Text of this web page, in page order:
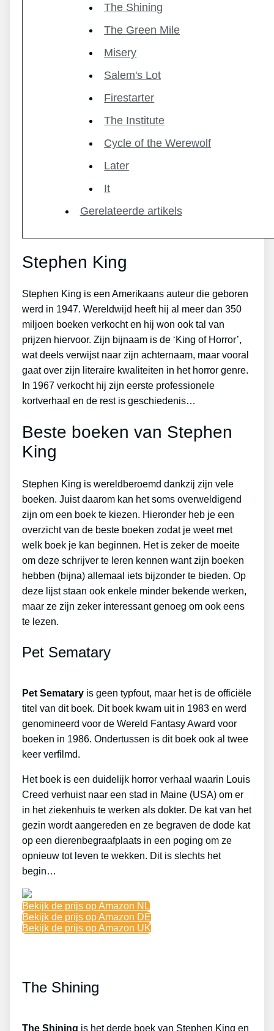
The Shining
The Green Mile
Misery
Salem's Lot
Firestarter
The Institute
Cycle of the Werewolf
Later
It
Gerelateerde artikels
Stephen King
Stephen King is een Amerikaans auteur die geboren
werd in 1947. Wereldwijd heeft hij al meer dan 350
miljoen boeken verkocht en hij won ook tal van
prijzen hiervoor. Zijn bijnaam is de ‘King of Horror’,
wat deels verwijst naar zijn achternaam, maar vooral
gaat over zijn literaire kwaliteiten in het horror genre.
In 1967 verkocht hij zijn eerste professionele
kortverhaal en de rest is geschiedenis…
Beste boeken van Stephen
King
Stephen King is wereldberoemd dankzij zijn vele
boeken. Juist daarom kan het soms overweldigend
zijn om een boek te kiezen. Hieronder heb je een
overzicht van de beste boeken zodat je weet met
welk boek je kan beginnen. Het is zeker de moeite
om deze schrijver te leren kennen want zijn boeken
hebben (bijna) allemaal iets bijzonder te bieden. Op
deze lijst staan ook enkele minder bekende werken,
maar ze zijn zeker interessant genoeg om ook eens
te lezen.
Pet Sematary
Pet Sematary is geen typfout, maar het is de officiële
titel van dit boek. Dit boek kwam uit in 1983 en werd
genomineerd voor de Wereld Fantasy Award voor
boeken in 1986. Ondertussen is dit boek ook al twee
keer verfilmd.
Het boek is een duidelijk horror verhaal waarin Louis
Creed verhuist naar een stad in Maine (USA) om er
in het ziekenhuis te werken als dokter. De kat van het
gezin wordt aangereden en ze begraven de dode kat
op een dierenbegraafplaats in een poging om ze
opnieuw tot leven te wekken. Dit is slechts het
begin…
Bekijk de prijs op Amazon NL
Bekijk de prijs op Amazon DE
Bekijk de prijs op Amazon UK
The Shining
The Shining is het derde boek van Stephen King en